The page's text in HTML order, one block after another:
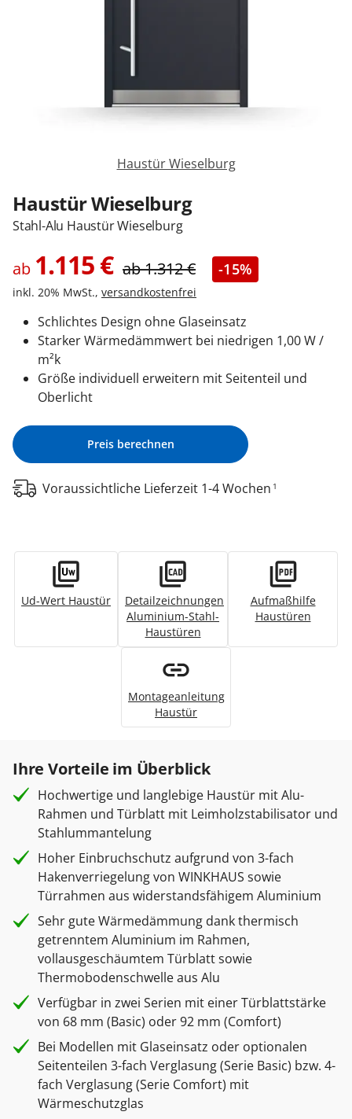
Garagentore
Anmelden / Registrieren
Haustür Wieselburg
Haustür Wieselburg
Stahl-Alu Haustür Wieselburg
ab 1.115€ ab1.312€ -15%
inkl. 20% MwSt., versandkostenfrei
Schlichtes Design ohne Glaseinsatz
Starker Wärmedämmwert bei niedrigen 1,00 W /
m²k
Größe individuell erweitern mit Seitenteil und
Oberlicht
Preis berechnen
Voraussichtliche Lieferzeit 1-4 Wochen 1
Ud-Wert Haustür
Detailzeichnungen
Aluminium-Stahl-
Haustüren
Aufmaßhilfe
Haustüren
Montageanleitung
Haustür
Ihre Vorteile im Überblick
Hochwertige und langlebige Haustür mit Alu-
Rahmen und Türblatt mit Leimholzstabilisator und
Stahlummantelung
Hoher Einbruchschutz aufgrund von 3-fach
Hakenverriegelung von WINKHAUS sowie
Türrahmen aus widerstandsfähigem Aluminium
Sehr gute Wärmedämmung dank thermisch
getrenntem Aluminium im Rahmen,
vollausgeschäumtem Türblatt sowie
Thermobodenschwelle aus Alu
Verfügbar in zwei Serien mit einer Türblattstärke
von 68 mm (Basic) oder 92 mm (Comfort)
Bei Modellen mit Glaseinsatz oder optionalen
Seitenteilen 3-fach Verglasung (Serie Basic) bzw. 4-
fach Verglasung (Serie Comfort) mit
Wärmeschutzglas